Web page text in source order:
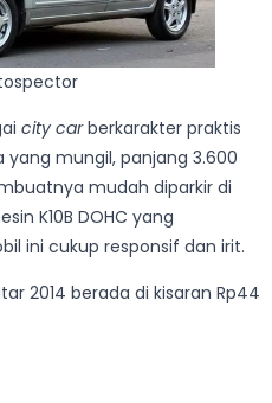
city carberkarakter praktis
yang mungil, panjang 3.600
mudah diparkir di
K10B DOHC yang
ini cukup responsif dan irit.
2014 berada di kisaran Rp44